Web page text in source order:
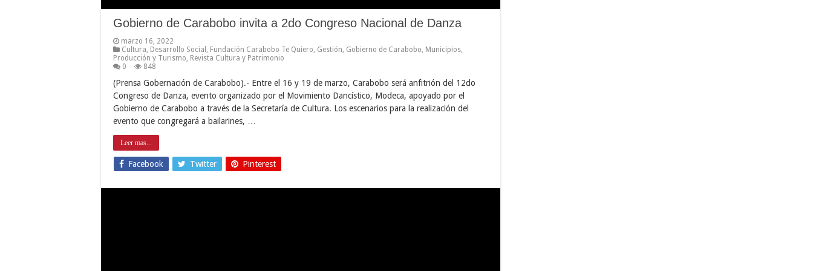
Gobierno de Carabobo invita a 2do Congreso Nacional de Danza
marzo 16, 2022
Cultura Desarrollo Social Fundación Carabobo Te Quiero Gestión Gobierno de Carabobo Municipios
Producción y Turismo Revista Cultura y Patrimonio
0
848
(Prensa Gobernación de Carabobo).- Entre el 16 y 19 de marzo, Carabobo será anfitrión del 12do
Congreso de Danza, evento organizado por el Movimiento Dancístico, Modeca, apoyado por el
Gobierno de Carabobo a través de la Secretaría de Cultura. Los escenarios para la realización del
evento que congregará a bailarines, …
Leer mas...
Facebook Twitter Pinterest